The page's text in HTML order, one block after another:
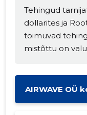
Tehingud
dollarites ja
toimuvad
mistõttu on
AIRWAVE OÜ